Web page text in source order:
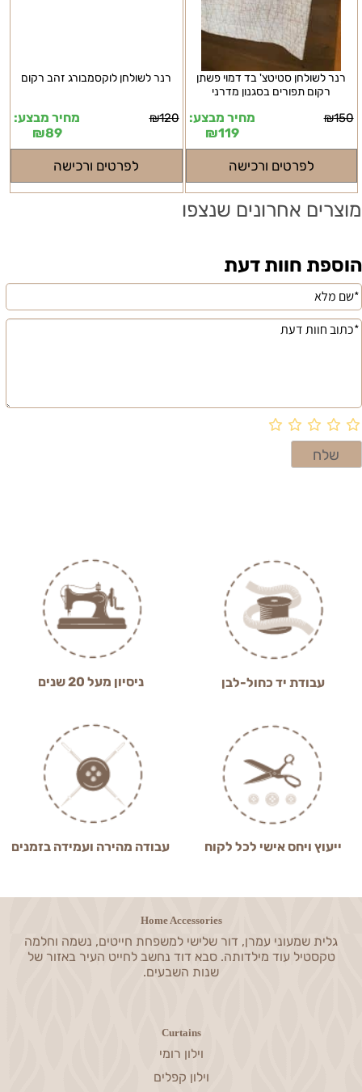
רנר לשולחן סטיטצ' בד דמוי פשתן
רקום תפורים בסגנון מדרני
₪150
מחיר מבצע:
₪119
לפרטים ורכישה
רנר לשולחן לוקסמבורג זהב רקום
₪120
מחיר מבצע:
₪89
לפרטים ורכישה
מוצרים אחרונים שנצפו
הוספת חוות דעת
עבודת יד כחול-לבן ניסיון מעל 20 שנים
ייעוץ ויחס אישי לכל לקוח עבודה מהירה ועמידה בזמנים
Home Accessories
גלית שמעוני עמרן, דור שלישי למשפחת חייטים, נשמה וחלמה
טקסטיל עוד מילדותה. סבא דוד נחשב לחייט העיר באזור של
שנות השבעים.
Curtains
וילון רומי
וילון קפלים